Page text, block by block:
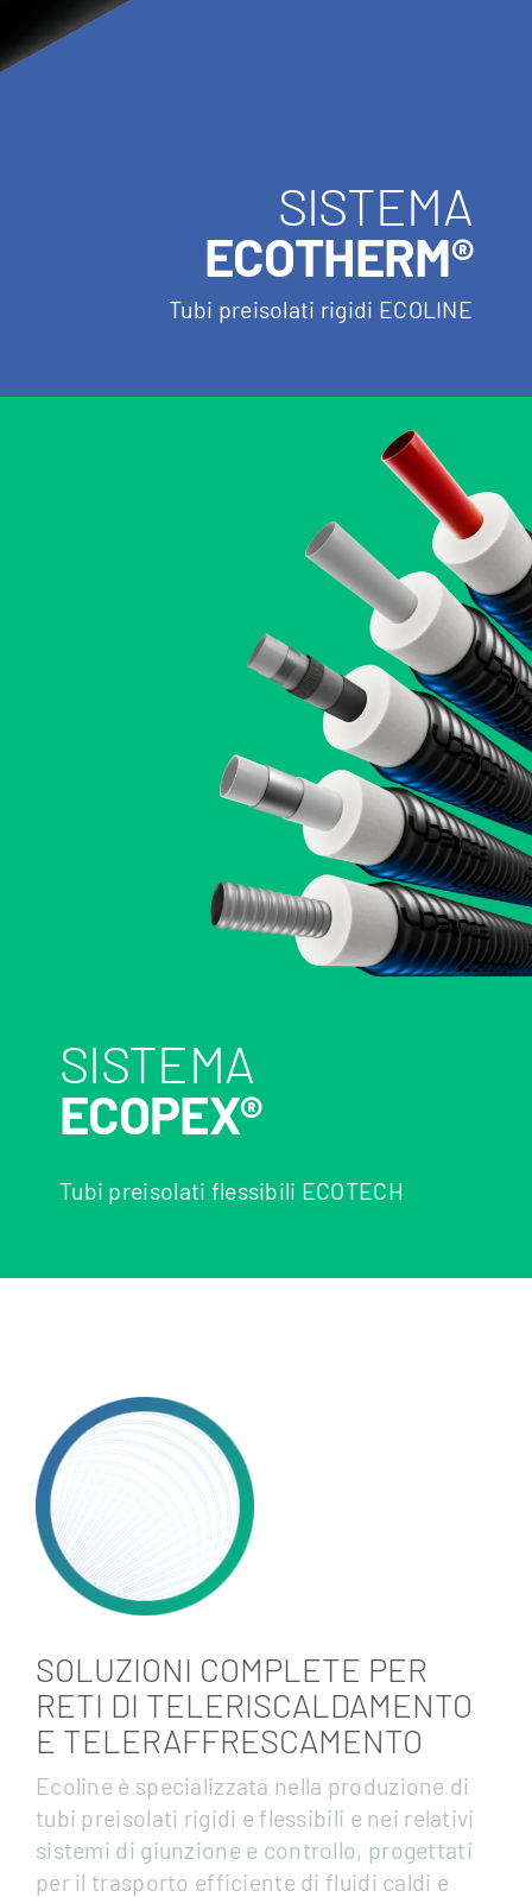
SISTEMA
ECOTHERM®
Tubi preisolati rigidi ECOLINE
SISTEMA
ECOPEX®
Tubi preisolati flessibili ECOTECH
SOLUZIONI COMPLETE PER
RETI DI TELERISCALDAMENTO
E TELERAFFRESCAMENTO
Ecoline è specializzata nella produzione di
tubi preisolati rigidi e flessibili e nei relativi
sistemi di giunzione e controllo, progettati
per il trasporto efficiente di fluidi caldi e